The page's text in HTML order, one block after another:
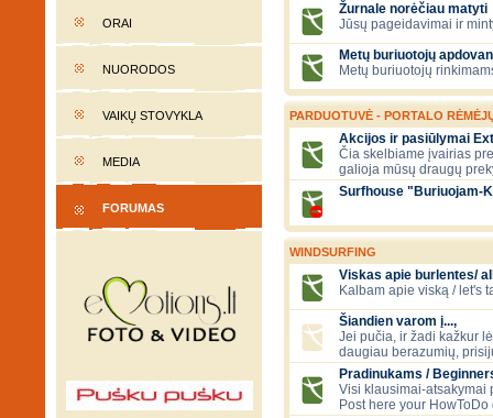
ORAI
NUORODOS
VAIKŲ STOVYKLA
MEDIA
FORUMAS
Žurnale norėčiau matyti
Jūsų pageidavimai ir
Metų buriuotojų
Metų buriuotojų
PARDUOTUVĖ - PORTALO
Akcijos ir pasiūlymai
Čia skelbiame įvairias
galioja mūsų draugų
Surfhouse "Buriuojam-
WINDSURFING
Viskas apie burlentes/
Kalbam apie viską / let's
Šiandien varom į...,
Jei pučia, ir žadi kažkur
daugiau berazumių,
Pradinukams /
Visi klausimai-atsakymai
Post here your